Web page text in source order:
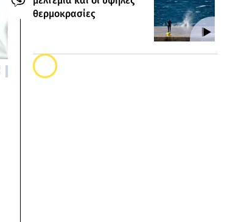
θερμοκρασίες